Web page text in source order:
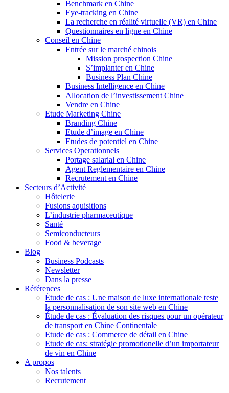
Benchmark en Chine
Eye-tracking en Chine
La recherche en réalité virtuelle (VR) en Chine
Questionnaires en ligne en Chine
Conseil en Chine
Entrée sur le marché chinois
Mission prospection Chine
S’implanter en Chine
Business Plan Chine
Business Intelligence en Chine
Allocation de l’investissement Chine
Vendre en Chine
Etude Marketing Chine
Branding Chine
Etude d’image en Chine
Etudes de potentiel en Chine
Services Operationnels
Portage salarial en Chine
Agent Reglementaire en Chine
Recrutement en Chine
Secteurs d’Activité
Hôtelerie
Fusions aquisitions
L’industrie pharmaceutique
Santé
Semiconducteurs
Food & beverage
Blog
Business Podcasts
Newsletter
Dans la presse
Références
Étude de cas : Une maison de luxe internationale teste
la personnalisation de son site web en Chine
Étude de cas : Évaluation des risques pour un opérateur
de transport en Chine Continentale
Etude de cas : Commerce de détail en Chine
Etude de cas: stratégie promotionelle d’un importateur
de vin en Chine
A propos
Nos talents
Recrutement